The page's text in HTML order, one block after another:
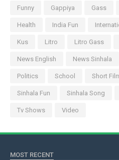
Funny Gappiya Gass
Health India Fun
Kus Litro Litro Gass
News English News Sinhala
Politics School Short
Sinhala Fun Sinhala Song
Tv Shows Video
MOST RECENT